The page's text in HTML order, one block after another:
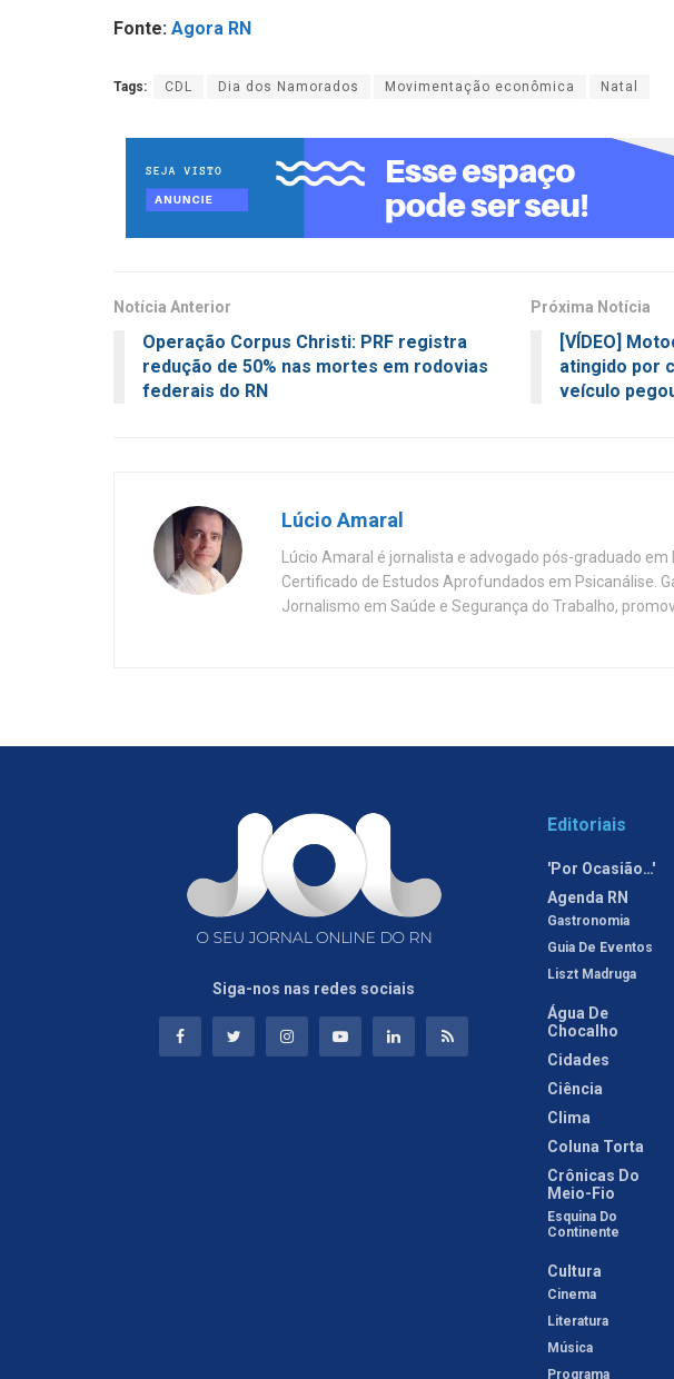
Fonte: Agora RN
Tags: CDL Dia dos Namorados Movimentação econômica Natal
Notícia Anterior
Operação Corpus Christi: PRF registra
redução de 50% nas mortes em rodovias
federais do RN
Próxima Notícia
[VÍDEO]
atingido por
veículo
Lúcio Amaral
Lúcio Amaral é jornalista e advogado pós-graduado
Certificado de Estudos Aprofundados em Psicanálise.
Jornalismo em Saúde e Segurança do Trabalho,
Siga-nos nas redes sociais
Editoriais
'Por Ocasião…'
Agenda RN
Gastronomia
Guia De Eventos
Liszt Madruga
Água De
Chocalho
Cidades
Ciência
Clima
Coluna Torta
Crônicas Do
Meio-Fio
Esquina Do
Continente
Cultura
Cinema
Literatura
Música
Programa